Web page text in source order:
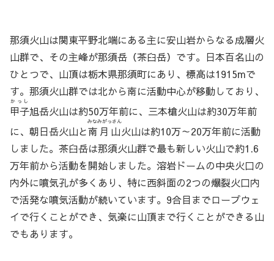
那須火山は関東平野北端にある主に安山岩からなる成層火
山群で、その主峰が那須岳（茶臼岳）です。日本百名山の
ひとつで、山頂は栃木県那須町にあり、標高は1915mで
す。那須火山群では北から南に活動中心が移動しており、
甲子
かっし
旭岳火山は約50万年前に、三本槍火山は約30万年前
に、朝日岳火山と南月山
みなみがっさん
火山は約10万～20万年前に活動
しました。茶臼岳は那須火山群で最も新しい火山で約1.6
万年前から活動を開始しました。溶岩ドームの中央火口の
内外に噴気孔が多くあり、特に西斜面の2つの爆裂火口内
で活発な噴気活動が続いています。9合目までロープウェ
イで行くことができ、気楽に山頂まで行くことができる山
でもあります。